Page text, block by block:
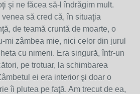
şi ne făcea să-l îndrăgim mult.
să cred că, în situaţia
de teamă cruntă de moarte, o
mi zâmbea mie, nici celor din jurul
cu nimeni. Era singură, într-un
pe trotuar, la schimbarea
ei era interior şi doar o
îi plutea pe faţă. Am trecut de ea,